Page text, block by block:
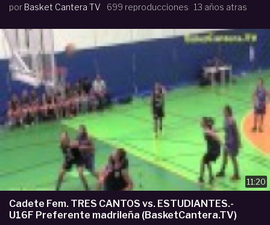
por Basket Cantera TV 699 reproducciones 13 años atras
11:20
Cadete Fem. TRES CANTOS vs. ESTUDIANTES.-
U16F Preferente madrileña (BasketCantera.TV)